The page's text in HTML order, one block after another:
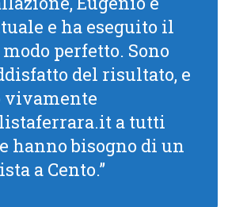
e ha eseguito il
perfetto. Sono
del risultato, e
vivamente
a tutti
hanno bisogno di un
a Cento.”